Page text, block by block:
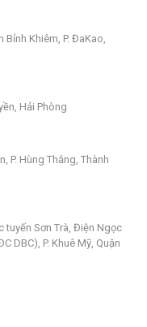
Khiêm, P. ĐaKao,
Hải Phòng
P. Hùng Thắng, Thành
tuyến Sơn Trà, Điện Ngọc
DBC), P. Khuê Mỹ, Quận